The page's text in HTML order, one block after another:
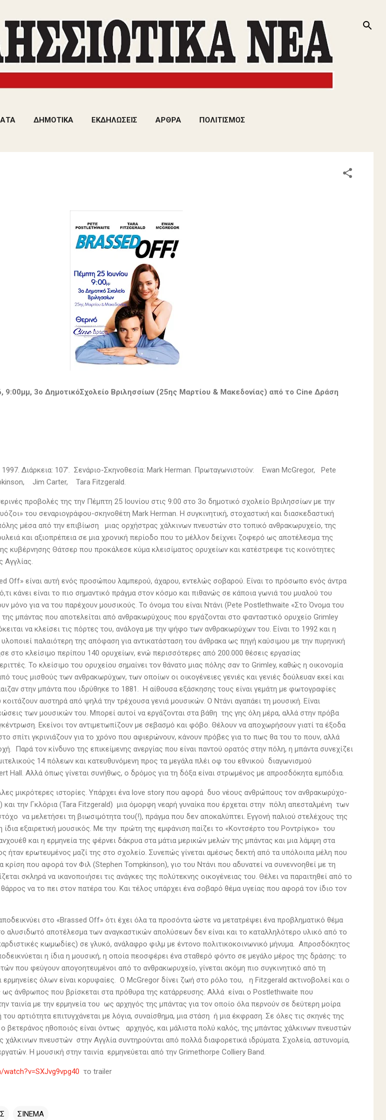
ΔΗΜΟΤΙΚΑ ΕΚΔΗΛΩΣΕΙΣ ΑΡΘΡΑ ΠΟΛΙΤΙΣΜΟΣ
9:00μμ, 3ο ΔημοτικόΣχολείο Βριλησσίων (25ης Μαρτίου & Μακεδονίας) από το Cine Δράση
1997. Διάρκεια: 107’. Σενάριο-Σκηνοθεσία: Mark Herman. Πρωταγωνιστούν: Ewan McGregor, Pete
Jim Carter, Tara Fitzgerald.
προβολές της την Πέμπτη 25 Ιουνίου στις 9:00 στο 3ο δημοτικό σχολείο Βριλησσίων με την
του σεναριογράφου-σκηνοθέτη Mark Herman. Η συγκινητική, στοχαστική και διασκεδαστική
μέσα από την επιβίωση μιας ορχήστρας χάλκινων πνευστών στο τοπικό ανθρακωρυχείο, της
και αξιοπρέπεια σε μια χρονική περίοδο που το μέλλον δείχνει ζοφερό ως αποτέλεσμα της
κυβέρνησης Θάτσερ που προκάλεσε κύμα κλεισίματος ορυχείων και κατέστρεφε τις κοινότητες
Αγγλίας.
Off» είναι αυτή ενός προσώπου λαμπερού, άχαρου, εντελώς σοβαρού. Είναι το πρόσωπο ενός άντρα
κάνει είναι το πιο σημαντικό πράγμα στον κόσμο και πιθανώς σε κάποια γωνιά του μυαλού του
μόνο για να του παρέχουν μουσικούς. Το όνομα του είναι Ντάνι (Pete Postlethwaite «Στο Όνομα του
μπάντας που αποτελείται από ανθρακωρύχους που εργάζονται στο φανταστικό ορυχείο Grimley
να κλείσει τις πόρτες του, ανάλογα με την ψήφο των ανθρακωρύχων του. Είναι το 1992 και η
παλαιότερη της απόφαση για αντικατάσταση του άνθρακα ως πηγή καύσιμου με την πυρηνική
στο κλείσιμο περίπου 140 ορυχείων, ενώ περισσότερες από 200.000 θέσεις εργασίας
Το κλείσιμο του ορυχείου σημαίνει τον θάνατο μιας πόλης σαν το Grimley, καθώς η οικονομία
τους μισθούς των ανθρακωρύχων, των οποίων οι οικογένειες γενιές και γενιές δούλευαν εκεί και
στην μπάντα που ιδρύθηκε το 1881. Η αίθουσα εξάσκησης τους είναι γεμάτη με φωτογραφίες
αυστηρά από ψηλά την τρέχουσα γενιά μουσικών. Ο Ντάνι αγαπάει τη μουσική. Είναι
των μουσικών του. Μπορεί αυτοί να εργάζονται στα βάθη της γης όλη μέρα, αλλά στην πρόβα
Εκείνοι τον αντιμετωπίζουν με σεβασμό και φόβο. Θέλουν να αποχωρήσουν γιατί τα έξοδα
σπίτι γκρινιάζουν για το χρόνο που αφιερώνουν, κάνουν πρόβες για το πως θα του το πουν, αλλά
Παρά τον κίνδυνο της επικείμενης ανεργίας που είναι παντού ορατός στην πόλη, η μπάντα συνεχίζει
14 πόλεων και κατευθυνόμενη προς τα μεγάλα πλέι οφ του εθνικού διαγωνισμού
Hall. Αλλά όπως γίνεται συνήθως, ο δρόμος για τη δόξα είναι στρωμένος με απροσδόκητα εμπόδια.
μικρότερες ιστορίες. Υπάρχει ένα love story που αφορά δυο νέους ανθρώπους τον ανθρακωρύχο-
και την Γκλόρια (Tara Fitzgerald) μια όμορφη νεαρή γυναίκα που έρχεται στην πόλη απεσταλμένη των
να μελετήσει τη βιωσιμότητα του(!), πράγμα που δεν αποκαλύπτει. Εγγονή παλιού στελέχους της
ίδια εξαιρετική μουσικός. Με την πρώτη της εμφάνιση παίζει το «Κοντσέρτο του Ροντρίγκο» του
και η ερμηνεία της φέρνει δάκρυα στα μάτια μερικών μελών της μπάντας και μια λάμψη στα
ήταν ερωτευμένος μαζί της στο σχολείο. Συνεπώς γίνεται αμέσως δεκτή από τα υπόλοιπα μέλη που
κρίση που αφορά τον Φιλ (Stephen Tompkinson), γιο του Ντάνι που αδυνατεί να συνεννοηθεί με τη
σκληρά να ικανοποιήσει τις ανάγκες της πολύτεκνης οικογένειας του. Θέλει να παραιτηθεί από το
να το πει στον πατέρα του. Και τέλος υπάρχει ένα σοβαρό θέμα υγείας που αφορά τον ίδιο τον
στο «Brassed Off» ότι έχει όλα τα προσόντα ώστε να μετατρέψει ένα προβληματικό θέμα
αλυσιδωτό αποτέλεσμα των αναγκαστικών απολύσεων δεν είναι και το καταλληλότερο υλικό από το
κωμωδίες) σε γλυκό, ανάλαφρο φιλμ με έντονο πολιτικοκοινωνικό μήνυμα. Απροσδόκητος
η ίδια η μουσική, η οποία πεοσφέρει ένα σταθερό φόντο σε μεγάλο μέρος της δράσης: το
που φεύγουν απογοητευμένοι από το ανθρακωρυχείο, γίνεται ακόμη πιο συγκινητικό από τη
όλων είναι κορυφαίες. Ο McGregor δίνει ζωή στο ρόλο του, η Fitzgerald ακτινοβολεί και ο
ως άνθρωπος που βρίσκεται στα πρόθυρα της κατάρρευσης. Αλλά είναι ο Postlethwaite που
ταινία με την ερμηνεία του ως αρχηγός της μπάντας για τον οποίο όλα περνούν σε δεύτερη μοίρα
αρτιότητα επιτυγχάνεται με λόγια, συναίσθημα, μια στάση ή μια έκφραση. Σε όλες τις σκηνές της
ο βετεράνος ηθοποιός είναι όντως αρχηγός, και μάλιστα πολύ καλός, της μπάντας χάλκινων πνευστών
χάλκινων πνευστών στην Αγγλία συντηρούνται από πολλά διαφορετικά ιδρύματα. Σχολεία, αστυνομία,
Η μουσική στην ταινία ερμηνεύεται από την Grimethorpe Colliery Band.
το trailer
ΣΙΝΕΜΑ